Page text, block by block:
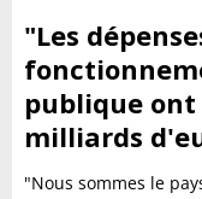
"Les
publique ont
milliards
"Nous sommes le